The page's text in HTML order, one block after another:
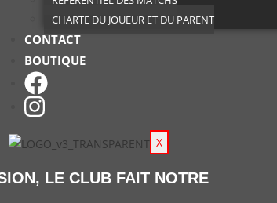
CHARTE DU JOUEUR ET DU PARENT
CONTACT
BOUTIQUE
X
LE CLUB FAIT NOTRE